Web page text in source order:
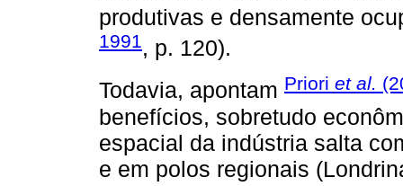
produtivas e densamente
1991, p. 120).
Todavia, apontam Priori et al.
benefícios, sobretudo
espacial da indústria salta
e em polos regionais